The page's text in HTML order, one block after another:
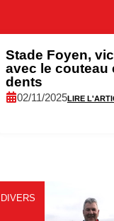
Stade Foyen,
avec le couteau
dents
02/11/2025LIRE
DIVERS